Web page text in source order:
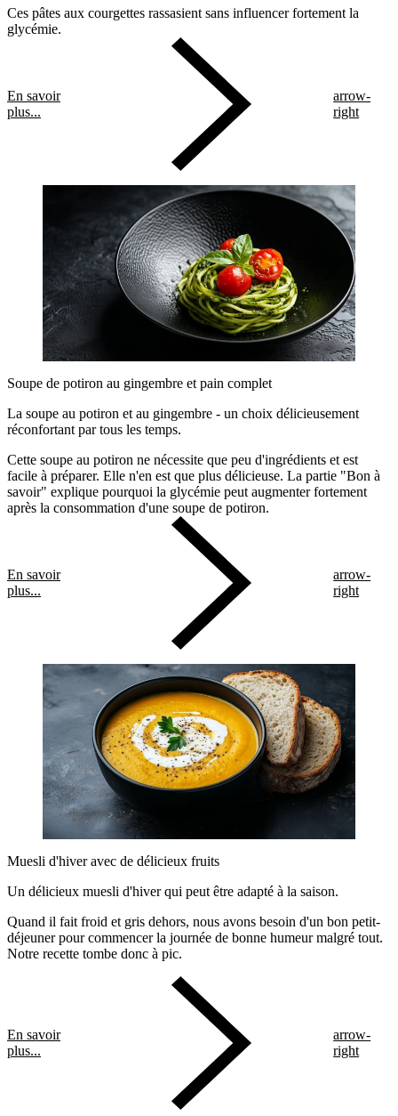
Ces pâtes aux courgettes rassasient sans influencer fortement la
glycémie.
En savoir
plus...
arrow-
right
Soupe de potiron au gingembre et pain complet
La soupe au potiron et au gingembre - un choix délicieusement
réconfortant par tous les temps.
Cette soupe au potiron ne nécessite que peu d'ingrédients et est
facile à préparer. Elle n'en est que plus délicieuse. La partie "Bon à
savoir" explique pourquoi la glycémie peut augmenter fortement
après la consommation d'une soupe de potiron.
En savoir
plus...
arrow-
right
Muesli d'hiver avec de délicieux fruits
Un délicieux muesli d'hiver qui peut être adapté à la saison.
Quand il fait froid et gris dehors, nous avons besoin d'un bon petit-
déjeuner pour commencer la journée de bonne humeur malgré tout.
Notre recette tombe donc à pic.
En savoir
plus...
arrow-
right